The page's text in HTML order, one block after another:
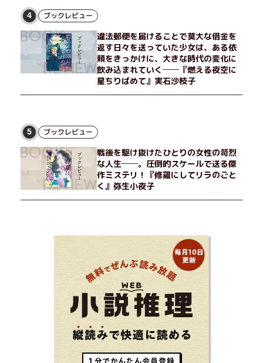
4 ブックレビュー
違法郵便を届けることで莫大な借金を
返す日々を送っていた少女は、ある依
頼をきっかけに、大きな時代の変化に
飲み込まれていく──『燃える夜空に
星ちりばめて』実石沙枝子
5 ブックレビュー
戦後を駆け抜けたひとりの女性の苛烈
な人生──。圧倒的スケールで送る傑
作ミステリ！『修羅にしてリラのごと
く』弥生小夜子